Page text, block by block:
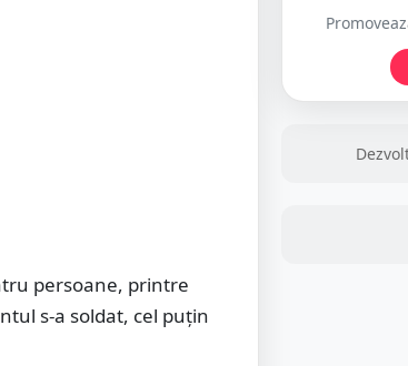
persoane, printre
s-a soldat, cel puțin